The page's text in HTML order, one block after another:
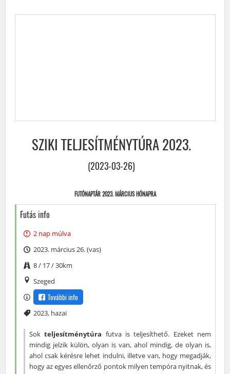
SZIKI TELJESÍTMÉNYTÚRA 2023.
(2023-03-26)
FUTÓNAPTÁR 2023. MÁRCIUS HÓNAPRA
Futás info
2 nap múlva
2023. március 26. (vas)
8 / 17 / 30km
Szeged
További info
Címke
2023, hazai
Sokteljesítménytúra futva is teljesíthető. Ezeket nem
mindig jelzik külön, olyan is van, ahol mindig, de olyan is,
ahol csak kérésre lehet indulni, illetve van, hogy megadják,
hogy az egyes ellenőrző pontok milyen tempóra nyitnak, és